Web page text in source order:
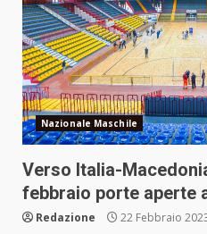
Nazionale Maschile
Verso Italia-
febbraio porte aperte
Redazione 22 Febbraio